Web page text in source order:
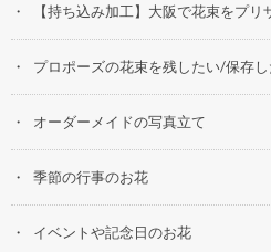
【持ち込み加工】大阪で花束をプ
プロポーズの花束を残したい/保存
オーダーメイドの写真立て
季節の行事のお花
イベントや記念日のお花